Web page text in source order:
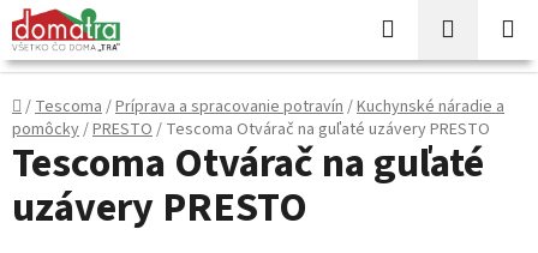
Prejsť
na
obsah
Hľadať
KOŠÍK
Domov
/Tescoma/Príprava a spracovanie potravín/Kuchynské náradie a
pomôcky/PRESTO/ Tescoma Otvárač na guľaté uzávery PRESTO
Tescoma Otvárač na guľaté
uzávery PRESTO